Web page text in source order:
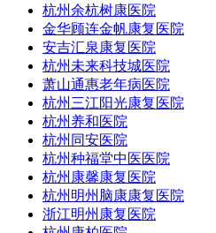
杭州余杭树康医院
金华顾连金帆康复医院
安吉汇泉康复医院
杭州未来科技城医院
萧山通惠老年病医院
杭州三江阳光康复医院
杭州养和医院
杭州同安医院
杭州种福堂中医医院
杭州康馨康复医院
杭州明州脑康康复医院
浙江明州康复医院